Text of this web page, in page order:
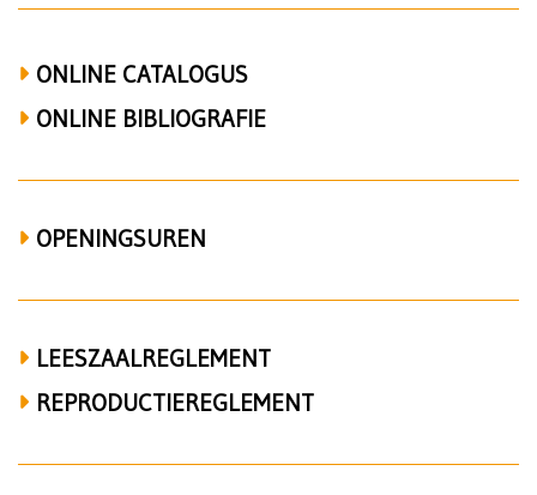
ONLINE CATALOGUS
ONLINE BIBLIOGRAFIE
OPENINGSUREN
LEESZAALREGLEMENT
REPRODUCTIEREGLEMENT